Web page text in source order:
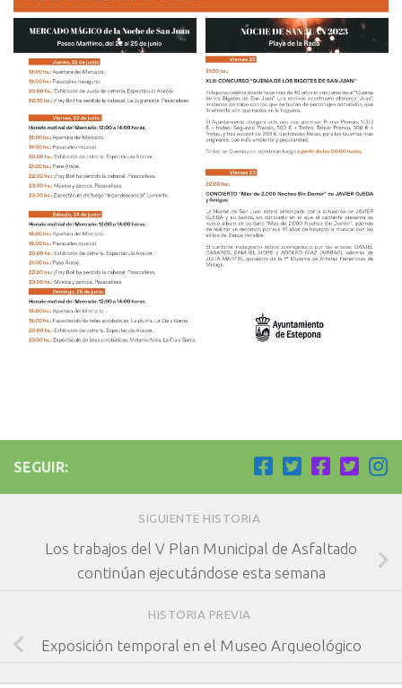
SEGUIR:
SIGUIENTE HISTORIA
Los trabajos del V Plan Municipal de Asfaltado
continúan ejecutándose esta semana
HISTORIA PREVIA
Exposición temporal en el Museo Arqueológico